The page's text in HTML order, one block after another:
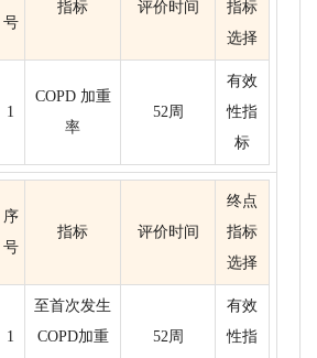
号
指标 评价时间
指标
选择
1
COPD 加重
率
52周
有效
性指
标
序
号
指标 评价时间
终点
指标
选择
1
至首次发生
COPD加重
52周
有效
性指